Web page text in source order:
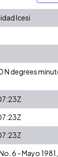
Icesi
N degrees
6 - Mayo